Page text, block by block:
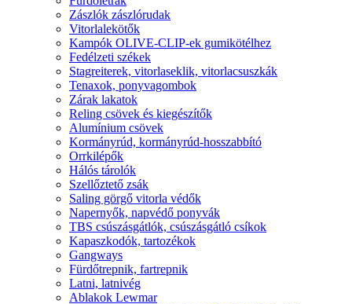
Zászlók zászlórudak
Vitorlalekötők
Kampók OLIVE-CLIP-ek gumikötélhez
Fedélzeti székek
Stagreiterek, vitorlaseklik, vitorlacsuszkák
Tenaxok, ponyvagombok
Zárak lakatok
Reling csövek és kiegészítők
Alumínium csövek
Kormányrúd, kormányrúd-hosszabbító
Orrkilépők
Hálós tárolók
Szellőztető zsák
Saling görgő vitorla védők
Napernyők, napvédő ponyvák
TBS csúszásgátlók, csúszásgátló csíkok
Kapaszkodók, tartozékok
Gangways
Fürdőtrepnik, fartrepnik
Latni, latnivég
Ablakok Lewmar